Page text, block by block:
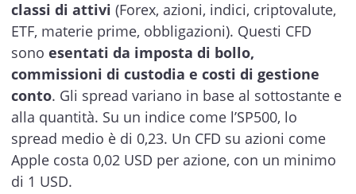
classi di attivi (Forex, azioni, indici, criptovalute,
ETF, materie prime, obbligazioni). Questi CFD
sono esentati da imposta di bollo,
commissioni di custodia e costi di gestione
conto. Gli spread variano in base al sottostante e
alla quantità. Su un indice come l’SP500, lo
spread medio è di 0,23. Un CFD su azioni come
Apple costa 0,02 USD per azione, con un minimo
di 1 USD.